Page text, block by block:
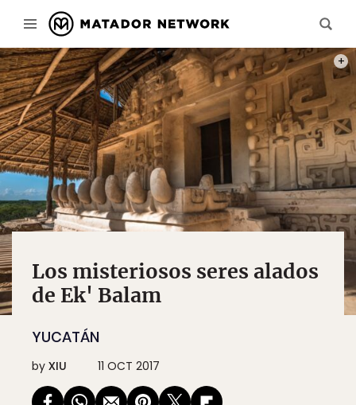
Los misteriosos seres alados
de Ek' Balam
YUCATÁN
by XIU 11 OCT 2017